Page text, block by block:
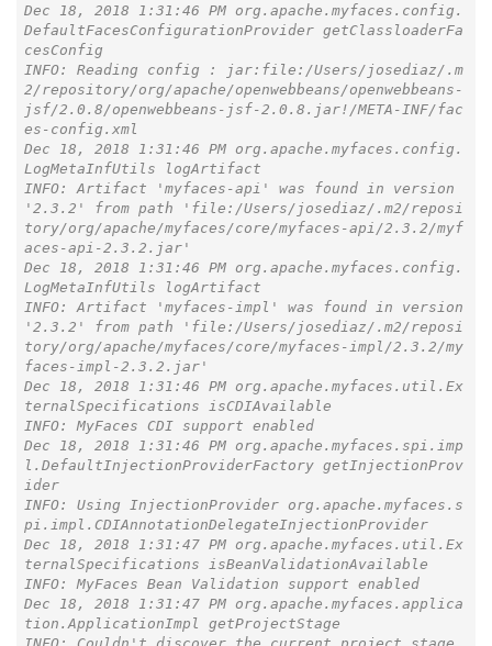
Dec 18, 2018 1:31:46 PM org.apache.myfaces.config.
DefaultFacesConfigurationProvider getClassloaderFa
cesConfig
INFO: Reading config : jar:file:/Users/josediaz/.m
2/repository/org/apache/openwebbeans/openwebbeans-
jsf/2.0.8/openwebbeans-jsf-2.0.8.jar!/META-INF/fac
es-config.xml
Dec 18, 2018 1:31:46 PM org.apache.myfaces.config.
LogMetaInfUtils logArtifact
INFO: Artifact 'myfaces-api' was found in version
'2.3.2' from path 'file:/Users/josediaz/.m2/reposi
tory/org/apache/myfaces/core/myfaces-api/2.3.2/myf
aces-api-2.3.2.jar'
Dec 18, 2018 1:31:46 PM org.apache.myfaces.config.
LogMetaInfUtils logArtifact
INFO: Artifact 'myfaces-impl' was found in version
'2.3.2' from path 'file:/Users/josediaz/.m2/reposi
tory/org/apache/myfaces/core/myfaces-impl/2.3.2/my
faces-impl-2.3.2.jar'
Dec 18, 2018 1:31:46 PM org.apache.myfaces.util.Ex
ternalSpecifications isCDIAvailable
INFO: MyFaces CDI support enabled
Dec 18, 2018 1:31:46 PM org.apache.myfaces.spi.imp
l.DefaultInjectionProviderFactory getInjectionProv
ider
INFO: Using InjectionProvider org.apache.myfaces.s
pi.impl.CDIAnnotationDelegateInjectionProvider
Dec 18, 2018 1:31:47 PM org.apache.myfaces.util.Ex
ternalSpecifications isBeanValidationAvailable
INFO: MyFaces Bean Validation support enabled
Dec 18, 2018 1:31:47 PM org.apache.myfaces.applica
tion.ApplicationImpl getProjectStage
INFO: Couldn't discover the current project stage,